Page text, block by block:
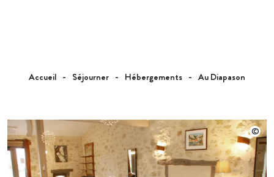
Accueil Séjourner Hébergements Au Diapason